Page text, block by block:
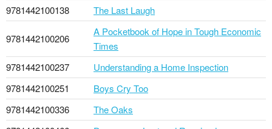
9781442100138
The Last Laugh
9781442100206
A Pocketbook of Hope in Tough Economic
Times
9781442100237
Understanding a Home Inspection
9781442100251
Boys Cry Too
9781442100336
The Oaks